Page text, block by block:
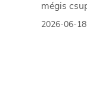
mégis
2026-06-18